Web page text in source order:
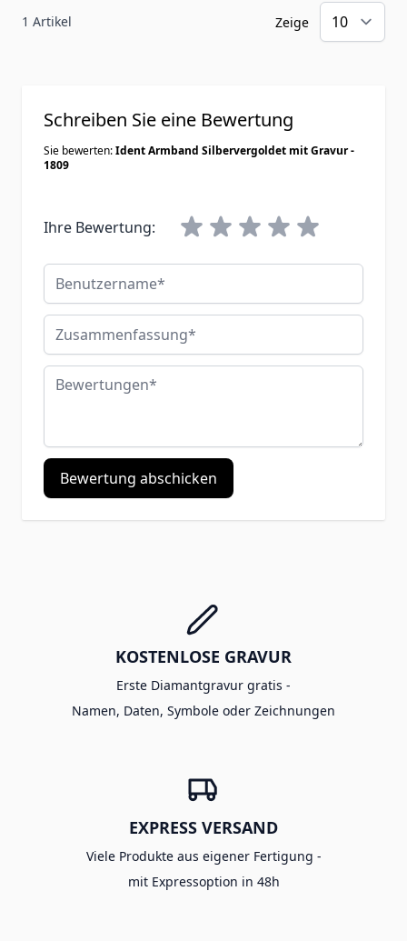
1 Artikel Zeige
Schreiben Sie eine Bewertung
Sie bewerten:Ident Armband Silbervergoldet mit Gravur -
1809
Ihre Bewertung:
Benutzername
Zusammenfassung
Bewertungen
Bewertung abschicken
KOSTENLOSE GRAVUR
Erste Diamantgravur gratis -
Namen, Daten, Symbole oder Zeichnungen
EXPRESS VERSAND
Viele Produkte aus eigener Fertigung -
mit Expressoption in 48h